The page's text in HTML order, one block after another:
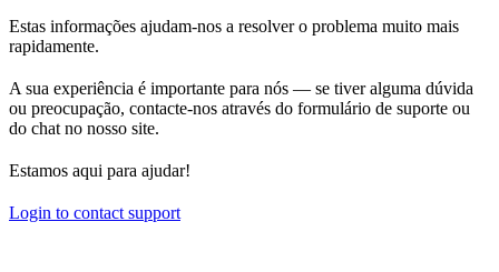
Estas informações ajudam-nos a resolver o problema muito mais
rapidamente.
A sua experiência é importante para nós — se tiver alguma dúvida
ou preocupação, contacte-nos através do formulário de suporte ou
do chat no nosso site.
Estamos aqui para ajudar!
Login to contact support